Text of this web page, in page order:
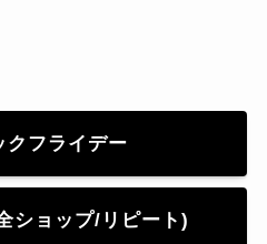
クフライデー
ショップ/リピート)